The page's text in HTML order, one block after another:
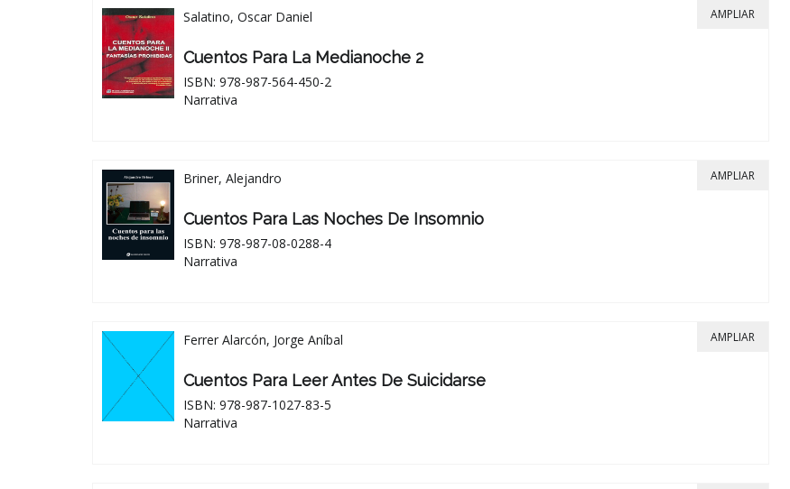
Salatino, Oscar Daniel
Cuentos Para La Medianoche 2
ISBN: 978-987-564-450-2
Narrativa
AMPLIAR
Briner, Alejandro
Cuentos Para Las Noches De Insomnio
ISBN: 978-987-08-0288-4
Narrativa
AMPLIAR
Ferrer Alarcón, Jorge Aníbal
Cuentos Para Leer Antes De Suicidarse
ISBN: 978-987-1027-83-5
Narrativa
AMPLIAR